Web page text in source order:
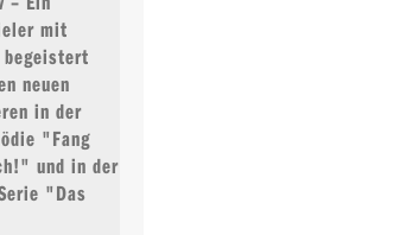
mit
begeistert
neuen
in der
"Fang
und in der
"Das